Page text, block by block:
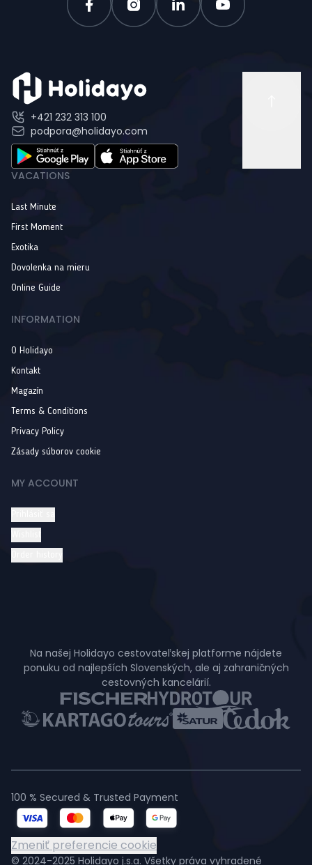
+421 232 313 100
podpora@holidayo.com
VACATIONS
Last Minute
First Moment
Exotika
Dovolenka na mieru
Online Guide
INFORMATION
O Holidayo
Kontakt
Magazín
Terms & Conditions
Privacy Policy
Zásady súborov cookie
MY ACCOUNT
Na našej Holidayo cestovateľskej platforme nájdete
ponuku od najlepších Slovenských, ale aj zahraničných
cestovných kancelárií.
© 2024-2025 Holidayo j.s.a. Všetky práva vyhradené
100 % Secured & Trusted Payment
Zmeniť preferencie cookie